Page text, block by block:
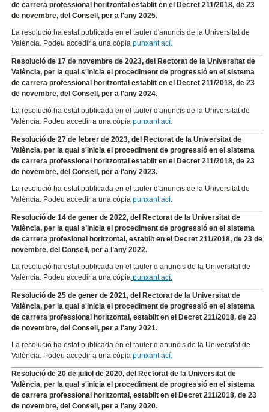
de carrera professional horitzontal establit en el Decret 211/2018, de 23
de novembre, del Consell, per a l'any 2025.
La resolució ha estat publicada en el tauler d'anuncis de la Universitat de
València. Podeu accedir a una còpiapunxant ací.
Resolució de 17 de novembre de 2023, del Rectorat de la Universitat de
València, per la qual s'inicia el procediment de progressió en el sistema
de carrera professional horitzontal establit en el Decret 211/2018, de 23
de novembre, del Consell, per a l'any 2024.
La resolució ha estat publicada en el tauler d'anuncis de la Universitat de
València. Podeu accedir a una còpiapunxant ací.
Resolució de 27 de febrer de 2023, del Rectorat de la Universitat de
València, per la qual s'inicia el procediment de progressió en el sistema
de carrera professional horitzontal establit en el Decret 211/2018, de 23
de novembre, del Consell, per a l'any 2023.
La resolució ha estat publicada en el tauler d'anuncis de la Universitat de
València. Podeu accedir a una còpiapunxant ací.
Resolució de 14 de gener de 2022, del Rectorat de la Universitat de
València, per la qual s’inicia el procediment de progressió en el sistema
de carrera profesional horitzontal, establit en el Decret 211/2018, de 23 de
novembre, del Consell, per a l’any 2022.
La resolució ha estat publicada en el tauler d’anuncis de la Universitat de
València. Podeu accedir a una còpia punxant ací.
Resolució de 25 de gener de 2021, del Rectorat de la Universitat de
València, per la qual s'inicia el procediment de progressió en el sistema
de carrera professional horitzontal, establit en el Decret 211/2018, de 23
de novembre, del Consell, per a l'any 2021.
La resolució ha estat publicada en el tauler d’anuncis de la Universitat de
València. Podeu accedir a una còpiapunxant ací.
Resolució de 20 de juliol de 2020, del Rectorat de la Universitat de
València, per la qual s'inicia el procediment de progressió en el sistema
de carrera professional horitzontal, establit en el Decret 211/2018, de 23
de novembre, del Consell, per a l'any 2020.